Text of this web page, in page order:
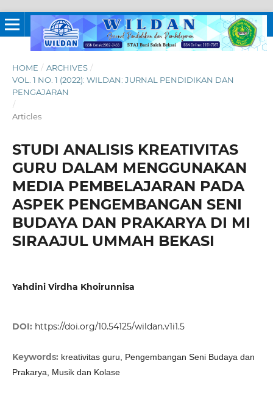
HOME / ARCHIVES /
VOL. 1 NO. 1 (2022): WILDAN: JURNAL PENDIDIKAN DAN
PENGAJARAN
/
Articles
STUDI ANALISIS KREATIVITAS
GURU DALAM MENGGUNAKAN
MEDIA PEMBELAJARAN PADA
ASPEK PENGEMBANGAN SENI
BUDAYA DAN PRAKARYA DI MI
SIRAAJUL UMMAH BEKASI
Yahdini Virdha Khoirunnisa
DOI: https://doi.org/10.54125/wildan.v1i1.5
Keywords: kreativitas guru, Pengembangan Seni Budaya dan
Prakarya, Musik dan Kolase